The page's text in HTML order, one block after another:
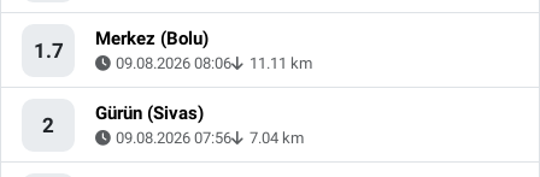
1.7 Merkez (Bolu)
09.08.2026 08:06 11.11 km
2 Gürün (Sivas)
09.08.2026 07:56 7.04 km